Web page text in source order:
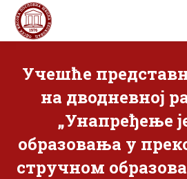
Учешће
на дводневној
„Унапређење
образовања у
стручном